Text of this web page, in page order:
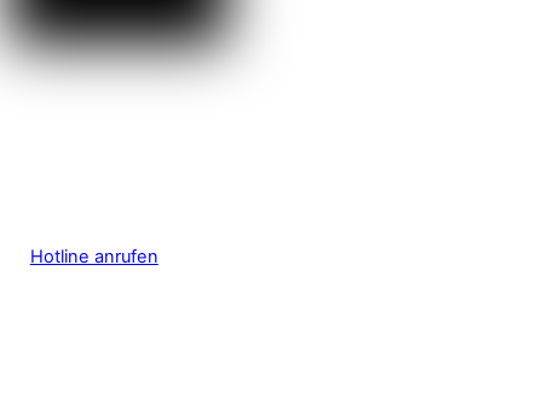
Hotline anrufen